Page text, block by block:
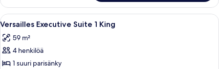
Room
King
Avaa
kaikki
huonetyypin
Versailles
Executive
Hotellihuone, jossa on sänky, sohva,
4
Versailles Executive Suite 1 King
59 m²
4 henkilöä
1 suuri parisänky